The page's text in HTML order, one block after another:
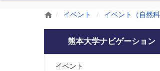
home イベント イベント（自然科
熊本大学ナビゲーション
イベント